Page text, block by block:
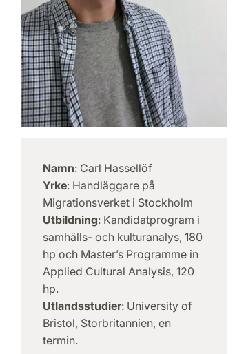
Namn: Carl Hassellöf
Yrke: Handläggare på
Migrationsverket i Stockholm
Utbildning: Kandidatprogram i
samhälls- och kulturanalys, 180
hp och Master’s Programme in
Applied Cultural Analysis, 120
hp.
Utlandsstudier: University of
Bristol, Storbritannien, en
termin.